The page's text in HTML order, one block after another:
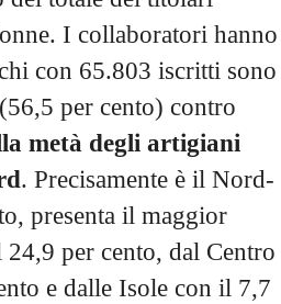
I collaboratori hanno
con 65.803 iscritti sono
per cento) contro
metà degli artigiani
. Precisamente è il Nord-
presenta il maggior
per cento, dal Centro
e dalle Isole con il 7,7